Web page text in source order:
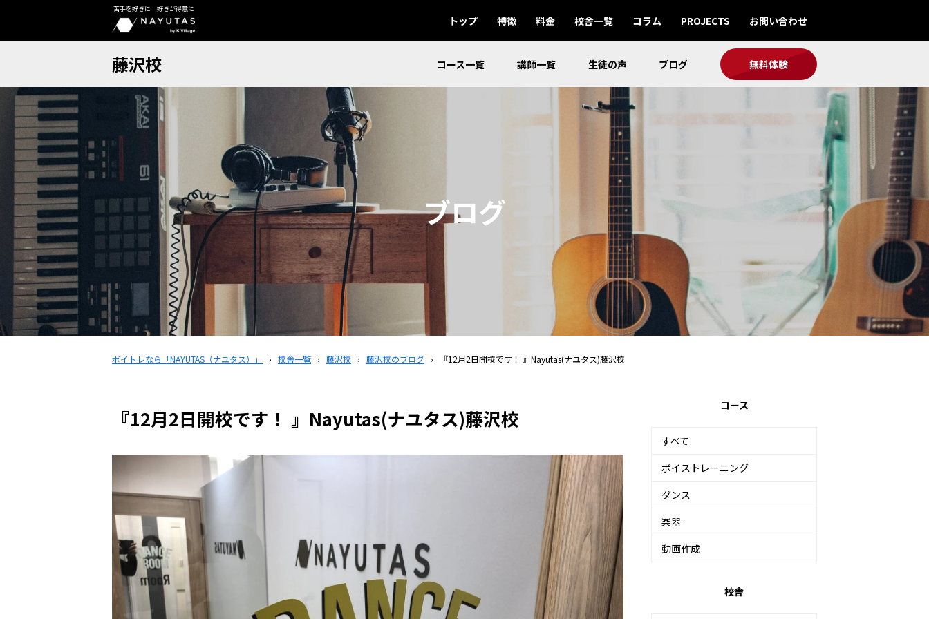
苦手を好きに 好きが得意に
トップ 特徴 料金 校舎一覧 コラム PROJECTS お問い合わせ
藤沢校 コース一覧 講師一覧 生徒の声 ブログ 無料体験
ブログ
ボイトレなら「NAYUTAS（ナユタス）」 › 校舎一覧 › 藤沢校 › 藤沢校のブログ › 『12月2日開校です！ 』Nayutas(ナユタス)藤沢校
『12月2日開校です！ 』Nayutas(ナユタス)藤沢校
コース
すべて
ボイストレーニング
ダンス
楽器
動画作成
校舎